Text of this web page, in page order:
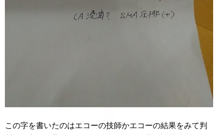
この字を書いたのはエコーの技師かエコーの結果をみて判